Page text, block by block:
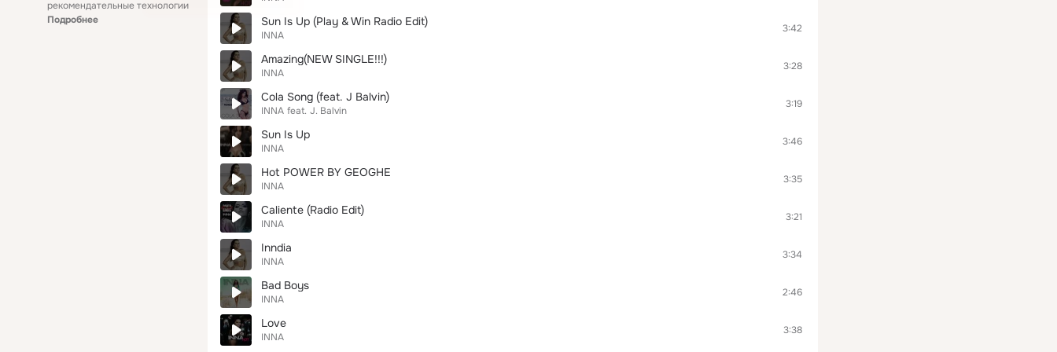
рекомендательные технологии
Подробнее
Sun Is Up (Play & Win Radio Edit)
INNA
3:42
Amazing(NEW SINGLE!!!)
INNA
3:28
Cola Song (feat. J Balvin)
INNA feat. J. Balvin
3:19
Sun Is Up
INNA
3:46
Hot POWER BY GEOGHE
INNA
3:35
Caliente (Radio Edit)
INNA
3:21
Inndia
INNA
3:34
Bad Boys
INNA
2:46
Love
INNA
3:38